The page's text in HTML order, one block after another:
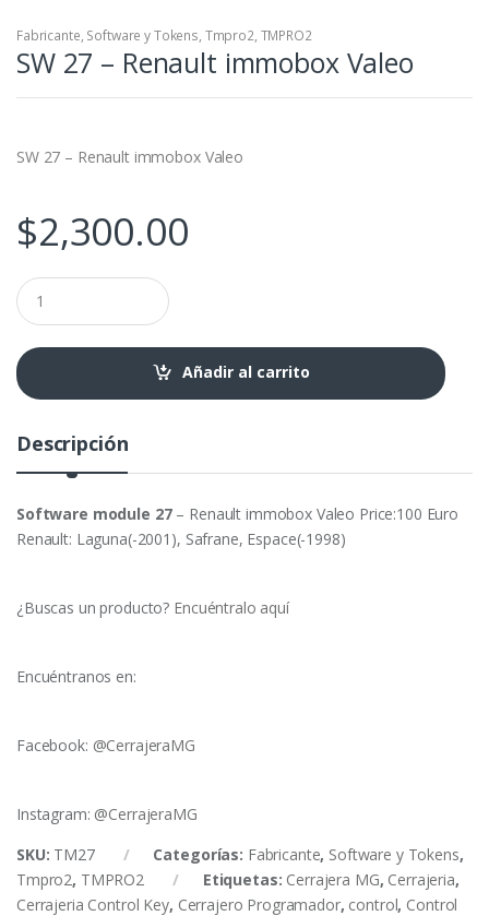
Fabricante, Software y Tokens, Tmpro2, TMPRO2
SW 27 – Renault immobox Valeo
SW 27 – Renault immobox Valeo
$2,300.00
SW
27
Renault
immobox
Valeo
cantidad
Añadir al carrito
Descripción
Software module 27 – Renault immobox Valeo Price:100 Euro
Renault: Laguna(-2001), Safrane, Espace(-1998)
¿Buscas un producto? Encuéntralo aquí
Encuéntranos en:
Facebook: @CerrajeraMG
Instagram: @CerrajeraMG
SKU: TM27 Categorías: Fabricante, Software y Tokens,
Tmpro2, TMPRO2 Etiquetas: Cerrajera MG, Cerrajeria,
Cerrajeria Control Key, Cerrajero Programador, control, Control